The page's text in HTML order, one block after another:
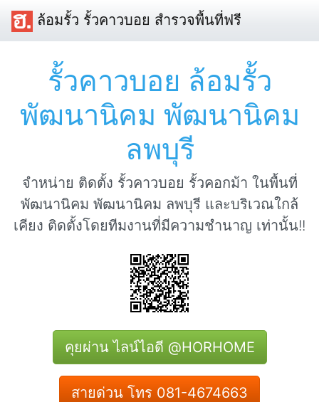
ล้อมรั้ว รั้วคาวบอย สำรวจพื้นที่ฟรี
รั้วคาวบอย ล้อมรั้ว
พัฒนานิคม พัฒนานิคม
ลพบุรี
จำหน่าย ติดตั้ง รั้วคาวบอย รั้วคอกม้า ในพื้นที่
พัฒนานิคม พัฒนานิคม ลพบุรี และบริเวณใกล้
เคียง ติดตั้งโดยทีมงานที่มีความชำนาญ เท่านั้น!!
คุยผ่าน ไลน์ไอดี @HORHOME
สายด่วน โทร 081-4674663